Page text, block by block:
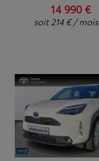
14 990 €
soit 214 € / mois